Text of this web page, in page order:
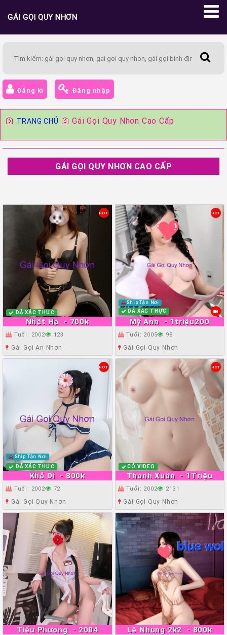
GÁI GỌI QUY NHƠN
Đăng kí Đăng nhập
🛐 TRANG CHỦ 🛐Gái Gọi Quy Nhơn Cao Cấp
GÁI GỌI QUY NHƠN CAO CẤP
Nhật Hạ - 700k
HOT
ĐÃ XÁC THỰC
Tuổi: 2002 123
Gái Gọi An Nhơn
Mỹ Anh - 1triệu200
HOT
Ship Tận Nơi
ĐÃ XÁC THỰC
Tuổi: 2005 98
Gái Gọi Quy Nhơn
Khả Di - 800k
HOT
Ship Tận Nơi
ĐÃ XÁC THỰC
Tuổi: 2002 72
Gái Gọi Quy Nhơn
Thanh Xuân - 1Triệu
HOT
CÓ VIDEO
Tuổi: 2002 2131
Gái Gọi Quy Nhơn
Tiểu Phương - 2004 Lê Nhung 2k2 - 800k